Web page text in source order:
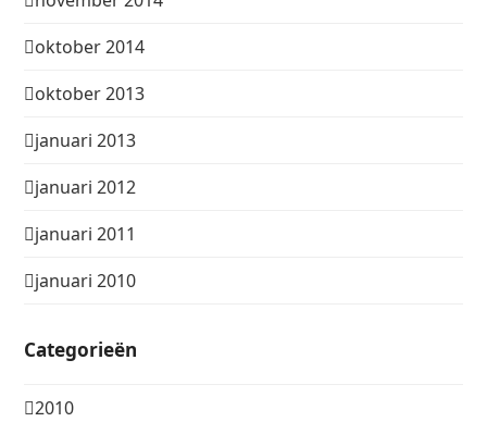
oktober 2014
oktober 2013
januari 2013
januari 2012
januari 2011
januari 2010
Categorieën
2010